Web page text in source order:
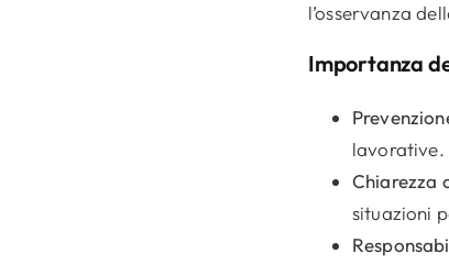
l’osservanza
Importanza
lavorative.
Chiarezza
situazioni